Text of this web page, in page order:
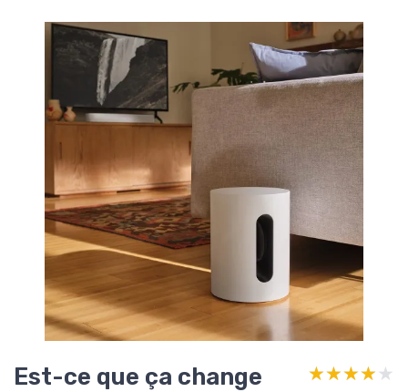
Est-ce que ça change
★★★★★
★★★★★